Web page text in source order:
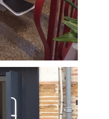
monte-
mesure chez un
département